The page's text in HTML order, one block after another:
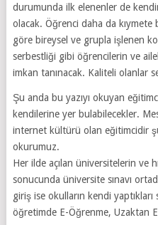
durumunda ilk elenenler de
olacak. Öğrenci daha da
göre bireysel ve grupla işlenen
serbestliği gibi öğrencilerin ve
imkan tanınacak. Kaliteli olanlar
Şu anda bu yazıyı okuyan
kendilerine yer bulabilecekler.
internet kültürü olan eğitimcidir
okurumuz.
Her ilde açılan üniversitelerin ve
sonucunda üniversite sınavı
giriş ise okulların kendi yaptıkları
öğretimde E-Öğrenme, Uzaktan